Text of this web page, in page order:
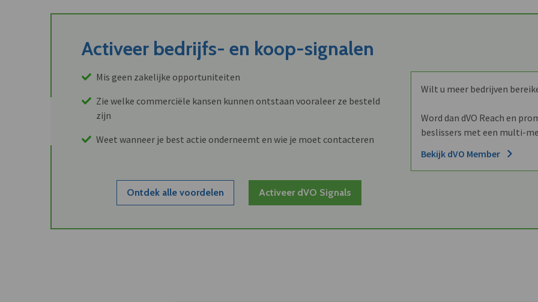
Activeer bedrijfs- en koop-signalen
Mis geen zakelijke opportuniteiten
Zie welke commerciële kansen kunnen ontstaan vooraleer ze besteld
zijn
Weet wanneer je best actie onderneemt en wie je moet contacteren
Ontdek alle voordelen Activeer dVO Signals
Wilt u meer bedrijven
Word dan dVO Reach en
beslissers met een multi-
Bekijk dVO Member